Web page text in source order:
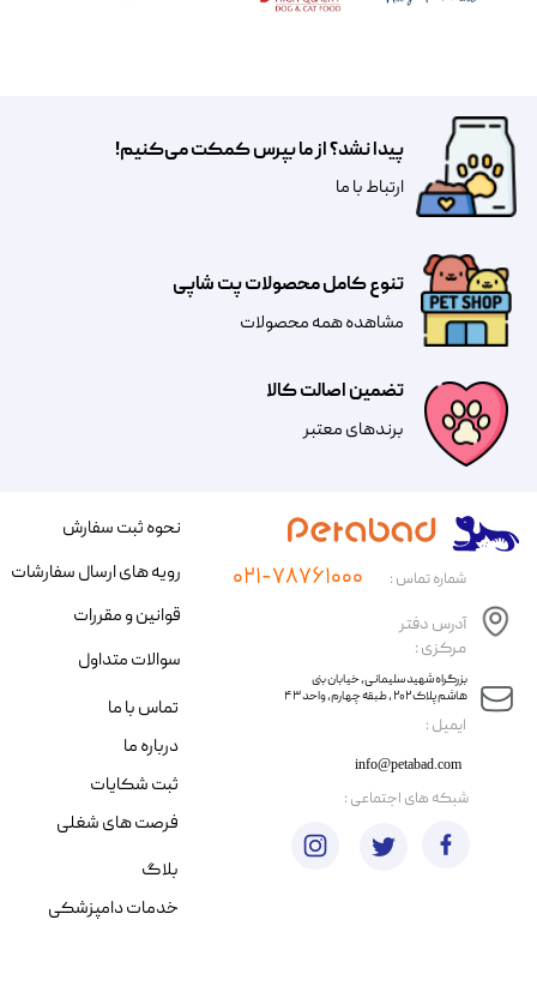
تضمین اصالت کالا
​​برندهای معتبر​​​​​​​
تنوع کامل محصولات پت شاپی
مشاهده همه محصولات
پیدا نشد؟ از ما بپرس کمکت می‌کنیم!
​​​ارتباط با ما
​ایمیل :
آدرس دفتر
مرکزی :
info@petabad.com
​​بزرگراه شهید سلیمانی، خیابان بنی
هاشم پلاک ۲۰۲ ، طبقه چهارم، واحد ۴۳
شماره تماس : ۰۲۱-۷۸۷۶۱۰۰۰
نحوه ثبت سفارش
رویه های ارسال سفارشات
قوانین و مقررات
سوالات متداول
تماس با ما
درباره ما
ثبت شکایات
فرصت های شغلی
​شبکه های اجتماعی :
بلاگ
خدمات دامپزشکی